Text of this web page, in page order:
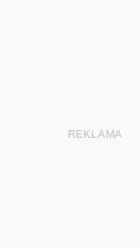
REKLAMA